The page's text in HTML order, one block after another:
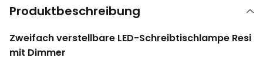
Produktbeschreibung
Zweifach verstellbare LED-Schreibtischlampe Resi
mit Dimmer